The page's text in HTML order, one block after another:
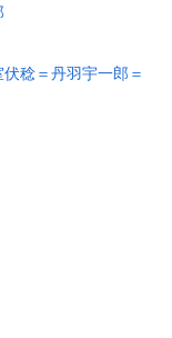
稔＝丹羽宇一郎＝